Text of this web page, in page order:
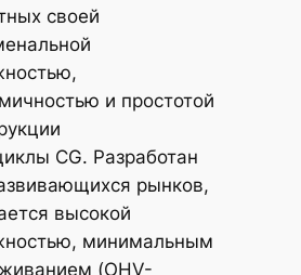
своей
и простотой
CG. Разработан
рынков,
высокой
минимальным
(OHV-